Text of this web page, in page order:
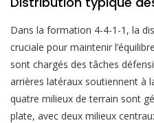
Dans la formation 4-4-1-1, la
cruciale pour maintenir
sont chargés des tâches
arrières latéraux soutiennent à
quatre milieux de terrain sont
plate, avec deux milieux